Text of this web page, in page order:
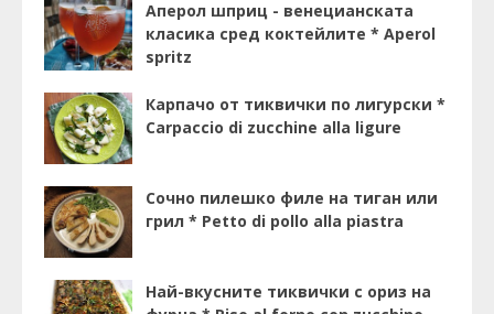
Аперол шприц - венецианската
класика сред коктейлите * Aperol
spritz
Карпачо от тиквички по лигурски *
Carpaccio di zucchine alla ligure
Сочно пилешко филе на тиган или
грил * Petto di pollo alla piastra
Най-вкусните тиквички с ориз на